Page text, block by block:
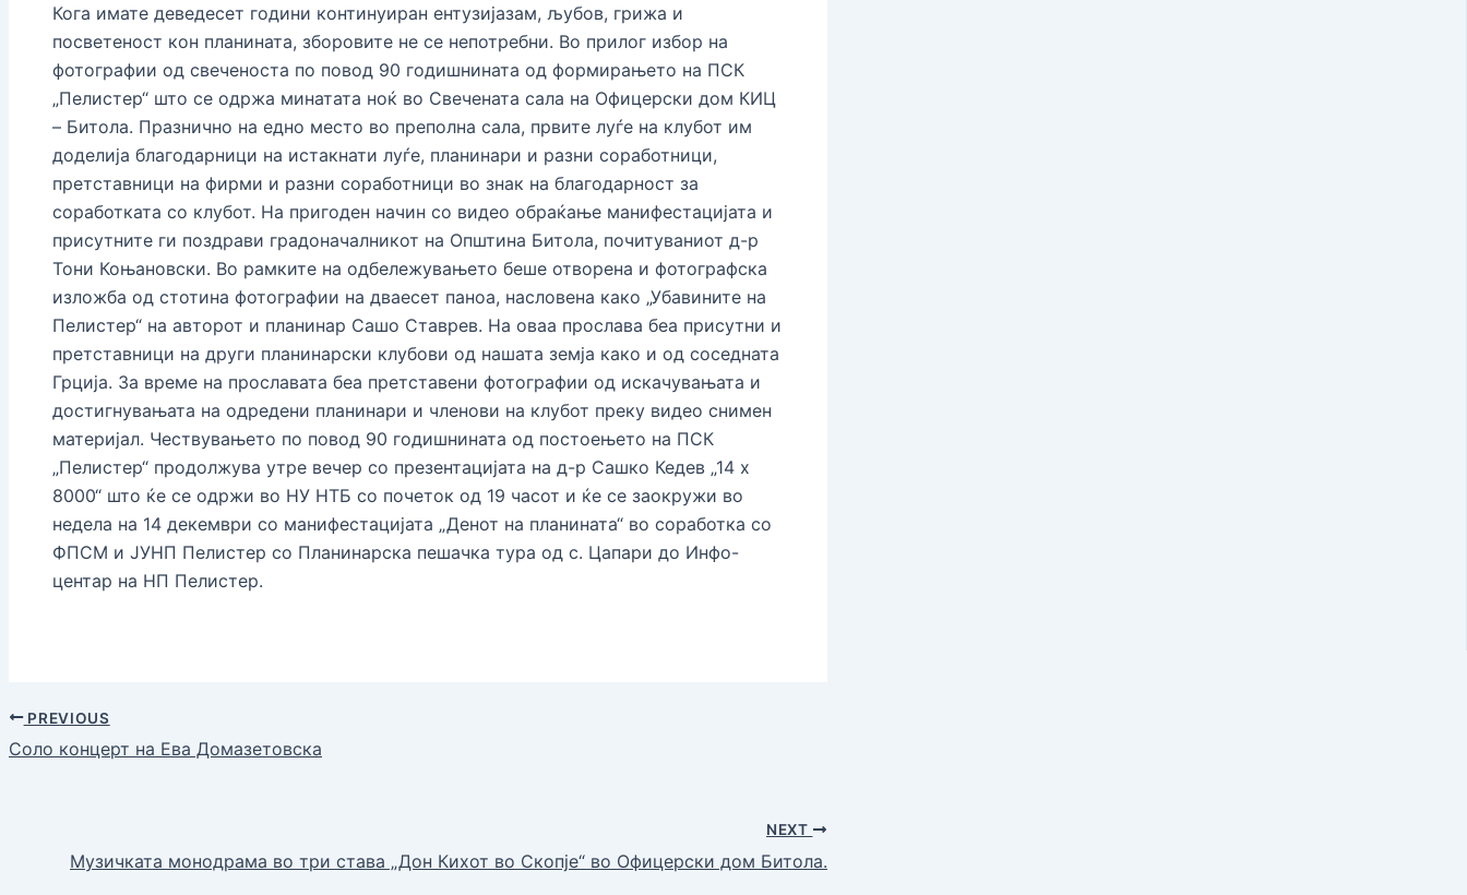
Кога имате деведесет години континуиран ентузијазам, љубов, грижа и
посветеност кон планината, зборовите не се непотребни. Во прилог избор на
фотографии од свеченоста по повод 90 годишнината од формирањето на ПСК
„Пелистер“ што се одржа минатата ноќ во Свечената сала на Офицерски дом КИЦ
– Битола. Празнично на едно место во преполна сала, првите луѓе на клубот им
доделија благодарници на истакнати луѓе, планинари и разни соработници,
претставници на фирми и разни соработници во знак на благодарност за
соработката со клубот. На пригоден начин со видео обраќање манифестацијата и
присутните ги поздрави градоначалникот на Општина Битола, почитуваниот д-р
Тони Коњановски. Во рамките на одбележувањето беше отворена и фотографска
изложба од стотина фотографии на дваесет паноа, насловена како „Убавините на
Пелистер“ на авторот и планинар Сашо Ставрев. На оваа прослава беа присутни и
претставници на други планинарски клубови од нашата земја како и од соседната
Грција. За време на прославата беа претставени фотографии од искачувањата и
достигнувањата на одредени планинари и членови на клубот преку видео снимен
материјал. Чествувањето по повод 90 годишнината од постоењето на ПСК
„Пелистер“ продолжува утре вечер со презентацијата на д-р Сашко Кедев „14 x
8000“ што ќе се одржи во НУ НТБ со почеток од 19 часот и ќе се заокружи во
недела на 14 декември со манифестацијата „Денот на планината“ во соработка со
ФПСМ и ЈУНП Пелистер со Планинарска пешачка тура од с. Цапари до Инфо-
центар на НП Пелистер.
PREVIOUS
Соло концерт на Ева Домазетовска
NEXT
Музичката монодрама во три става „Дон Кихот во Скопје“ во Офицерски дом Битола.